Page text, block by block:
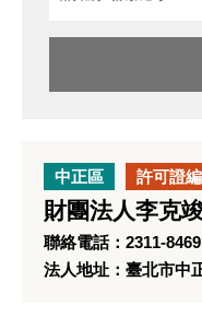
中正區 許可證
財團法人李克
聯絡電話：2311-8469
法人地址：臺北市中